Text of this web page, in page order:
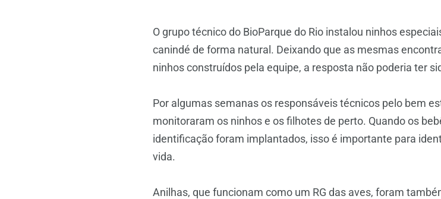
O grupo técnico do BioParque do Rio instalou ninhos
canindé de forma natural. Deixando que as mesmas
ninhos construídos pela equipe, a resposta não poderia ter
Por algumas semanas os responsáveis técnicos pelo bem
monitoraram os ninhos e os filhotes de perto. Quando os
identificação foram implantados, isso é importante para
vida.
Anilhas, que funcionam como um RG das aves, foram